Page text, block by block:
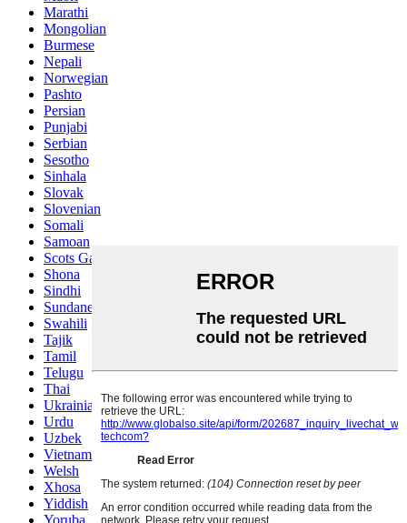
Marathi
Mongolian
Burmese
Nepali
Norwegian
Pashto
Persian
Punjabi
Serbian
Sesotho
Sinhala
Slovak
Slovenian
Somali
Samoan
Scots Gaelic
Shona
Sindhi
Sundanese
Swahili
Tajik
Tamil
Telugu
Thai
Ukrainian
Urdu
Uzbek
Vietnamese
Welsh
Xhosa
Yiddish
Yoruba